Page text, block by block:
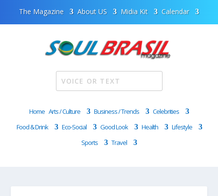
The Magazine About US Midia Kit Calendar
Home Arts / Culture Business / Trends
Celebrities
Food & Drink
Eco-Social Good Look Health
Lifestyle
Sports
Travel